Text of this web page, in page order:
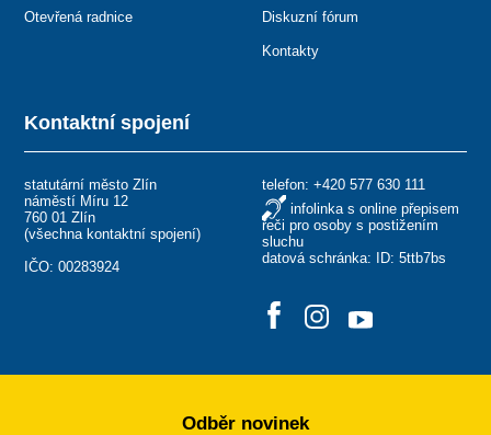
Kontaktní spojení
statutární město Zlín
náměstí Míru 12
760 01 Zlín
(všechna kontaktní spojení)
IČO: 00283924
telefon: +420 577 630 111
infolinka s online přepisem
řeči pro osoby s postižením
sluchu
datová schránka: ID: 5ttb7bs
Otevřená radnice Diskuzní fórum
Kontakty
Odběr novinek